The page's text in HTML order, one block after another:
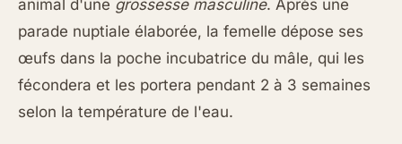
animal d'une grossesse masculine. Après une
parade nuptiale élaborée, la femelle dépose ses
œufs dans la poche incubatrice du mâle, qui les
fécondera et les portera pendant 2 à 3 semaines
selon la température de l'eau.